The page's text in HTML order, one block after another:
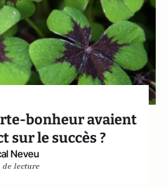
bonheur avaient
sur le succès ?
Neveu
de lecture